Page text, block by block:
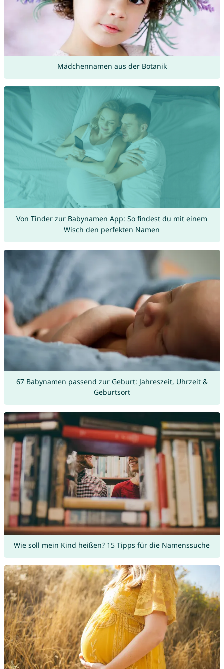
Mädchennamen aus der Botanik
Von Tinder zur Babynamen App: So findest du mit einem
Wisch den perfekten Namen
67 Babynamen passend zur Geburt: Jahreszeit, Uhrzeit &
Geburtsort
Wie soll mein Kind heißen? 15 Tipps für die Namenssuche